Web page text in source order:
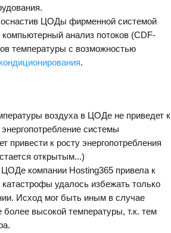
оснастив ЦОДы фирменной системой
анализ потоков (CDF-
температуры с возможностью
кондиционирования.
воздуха в ЦОДе не приведет к
системы
к росту энергопотребления
открытым...)
компании Hosting365 привела к
удалось избежать только
Исход мог быть иным в случае
высокой температуры, т.к. тем